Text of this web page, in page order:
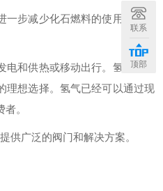
步减少化石燃料的使用。氢气
和供热或移动出行。氢气是使
理想选择。氢气已经可以通过现
。
供广泛的阀门和解决方案。
联系
顶部